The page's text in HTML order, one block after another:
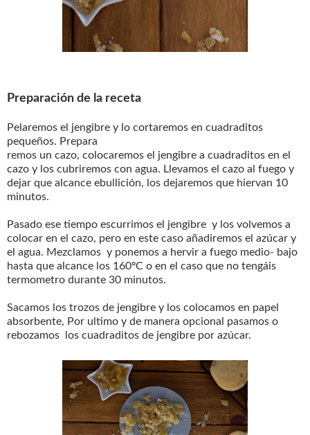
Preparación de la receta
Pelaremos el jengibre y lo cortaremos en cuadraditos
pequeños. Prepara
remos un cazo, colocaremos el jengibre a cuadraditos en el
cazo y los cubriremos con agua. Llevamos el cazo al fuego y
dejar que alcance ebullición, los dejaremos que hiervan 10
minutos.
Pasado ese tiempo escurrimos el jengibre y los volvemos a
colocar en el cazo, pero en este caso añadiremos el azúcar y
el agua. Mezclamos y ponemos a hervir a fuego medio- bajo
hasta que alcance los 160ºC o en el caso que no tengáis
termometro durante 30 minutos.
Sacamos los trozos de jengibre y los colocamos en papel
absorbente, Por ultimo y de manera opcional pasamos o
rebozamos los cuadraditos de jengibre por azúcar.